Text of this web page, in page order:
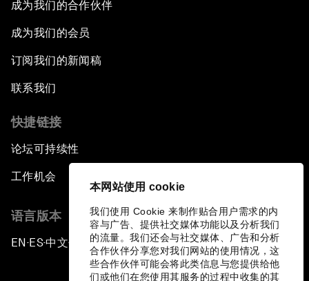
本网站使用 cookie
我们使用 Cookie 来制作贴合用户需求的内
容与广告、提供社交媒体功能以及分析我们
的流量。我们还会与社交媒体、广告和分析
合作伙伴分享您对我们网站的使用情况，这
些合作伙伴可能会将此类信息与您提供给他
们或他们在您使用其服务的过程中收集的其
成为我们的合作伙伴
成为我们的会员
订阅我们的新闻稿
联系我们
快捷链接
论坛可持续性
工作机会
语言版本
EN ▪ES▪中文▪ 日本語